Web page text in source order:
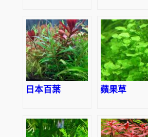
日本百葉 蘋果草